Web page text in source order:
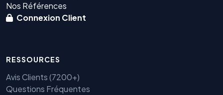
Nos Références
Connexion Client
RESSOURCES
Avis Clients (7200+)
Questions Fréquentes